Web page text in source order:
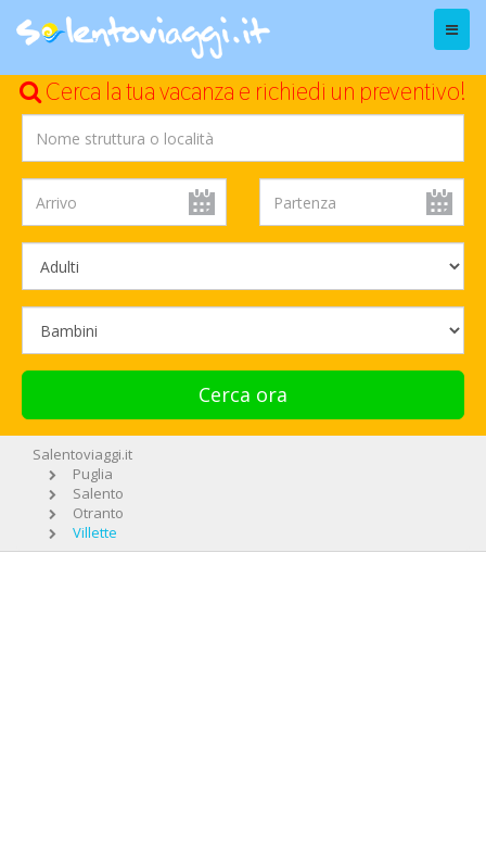
Menu
Cerca la tua vacanza e richiedi un preventivo!
Cerca ora
Salentoviaggi.it
Puglia
Salento
Otranto
Villette